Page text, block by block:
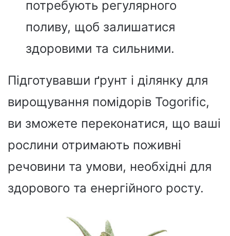
потребують регулярного
поливу, щоб залишатися
здоровими та сильними.
Підготувавши ґрунт і ділянку для
вирощування помідорів Togorific,
ви зможете переконатися, що ваші
рослини отримають поживні
речовини та умови, необхідні для
здорового та енергійного росту.